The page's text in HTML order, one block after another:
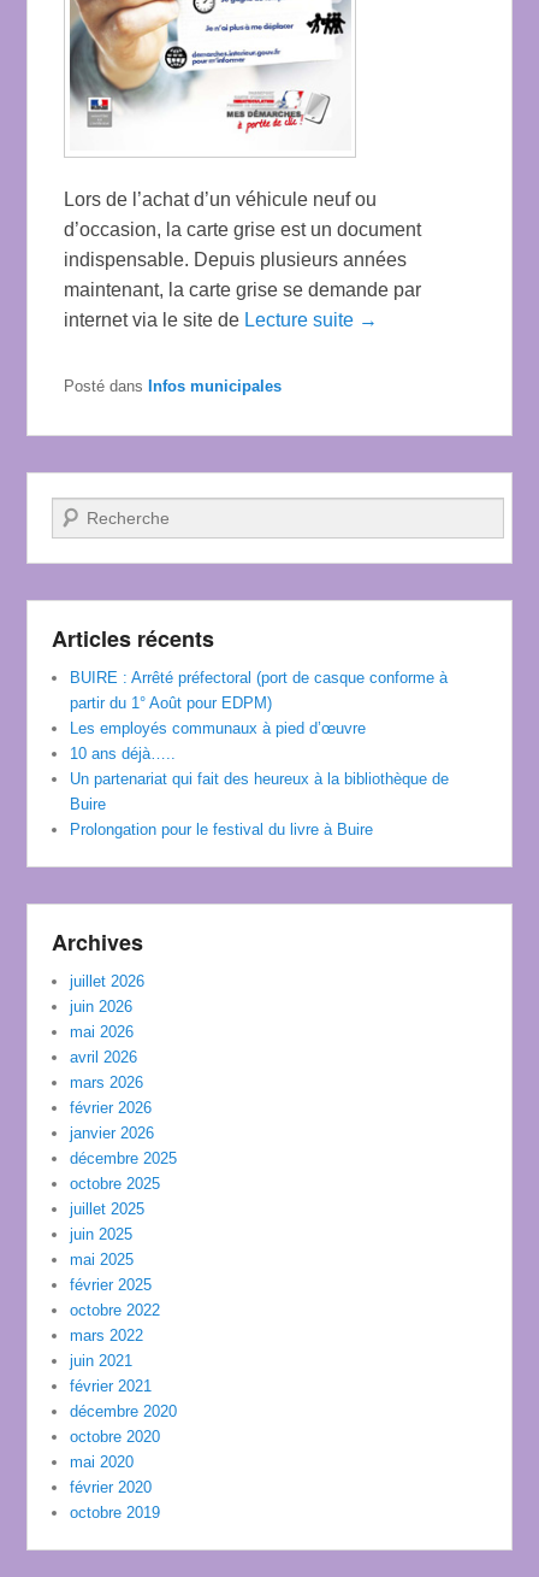
Lors de l’achat d’un véhicule neuf ou
d’occasion, la carte grise est un document
indispensable. Depuis plusieurs années
maintenant, la carte grise se demande par
internet via le site de Lecture suite →
Posté dans Infos municipales
Recherche
Articles récents
BUIRE : Arrêté préfectoral (port de casque conforme à
partir du 1° Août pour EDPM)
Les employés communaux à pied d’œuvre
10 ans déjà…..
Un partenariat qui fait des heureux à la bibliothèque de
Buire
Prolongation pour le festival du livre à Buire
Archives
juillet 2026
juin 2026
mai 2026
avril 2026
mars 2026
février 2026
janvier 2026
décembre 2025
octobre 2025
juillet 2025
juin 2025
mai 2025
février 2025
octobre 2022
mars 2022
juin 2021
février 2021
décembre 2020
octobre 2020
mai 2020
février 2020
octobre 2019